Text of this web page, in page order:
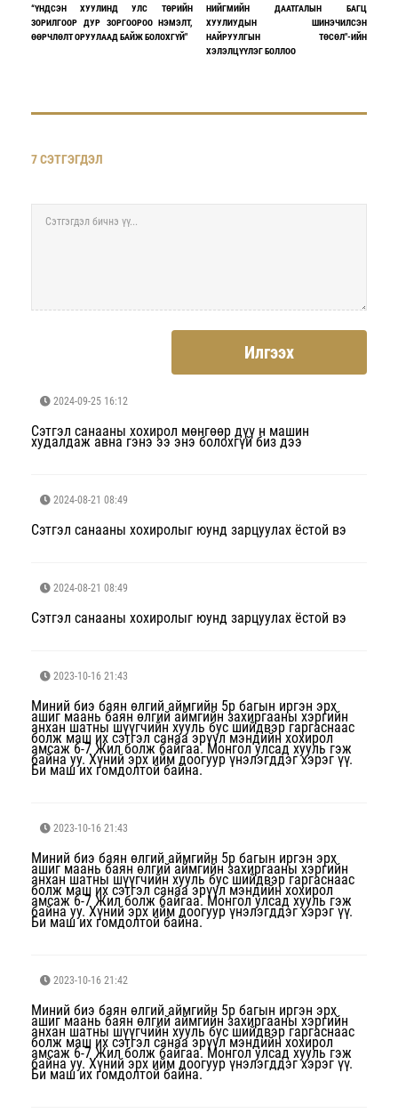
“ҮНДСЭН ХУУЛИНД УЛС ТӨРИЙН
ЗОРИЛГООР ДУР ЗОРГООРОО НЭМЭЛТ,
ӨӨРЧЛӨЛТ ОРУУЛААД БАЙЖ БОЛОХГҮЙ"
НИЙГМИЙН ДААТГАЛЫН БАГЦ
ХУУЛИУДЫН ШИНЭЧИЛСЭН
НАЙРУУЛГЫН ТӨСӨЛ"-ИЙН
ХЭЛЭЛЦҮҮЛЭГ БОЛЛОО
7 СЭТГЭГДЭЛ
Илгээх
2024-09-25 16:12
Сэтгэл санааны хохирол мөнгөөр дүү н машин
худалдаж авна гэнэ ээ энэ болохгүй биз дээ
2024-08-21 08:49
Сэтгэл санааны хохиролыг юунд зарцуулах ёстой вэ
2024-08-21 08:49
Сэтгэл санааны хохиролыг юунд зарцуулах ёстой вэ
2023-10-16 21:43
Миний биэ баян өлгий аймгийн 5р багын иргэн эрх
ашиг маань баян өлгий аймгийн захиргааны хэргийн
анхан шатны шүүгчийн хууль бус шийдвэр гаргаснаас
болж маш их сэтгэл санаа эрүүл мэндийн хохирол
амсаж 6-7 Жил болж байгаа. Монгол улсад хууль гэж
байна уу. Хүний эрх ийм доогуур үнэлэгддэг хэрэг үү.
Би маш их гомдолтой байна.
2023-10-16 21:43
Миний биэ баян өлгий аймгийн 5р багын иргэн эрх
ашиг маань баян өлгий аймгийн захиргааны хэргийн
анхан шатны шүүгчийн хууль бус шийдвэр гаргаснаас
болж маш их сэтгэл санаа эрүүл мэндийн хохирол
амсаж 6-7 Жил болж байгаа. Монгол улсад хууль гэж
байна уу. Хүний эрх ийм доогуур үнэлэгддэг хэрэг үү.
Би маш их гомдолтой байна.
2023-10-16 21:42
Миний биэ баян өлгий аймгийн 5р багын иргэн эрх
ашиг маань баян өлгий аймгийн захиргааны хэргийн
анхан шатны шүүгчийн хууль бус шийдвэр гаргаснаас
болж маш их сэтгэл санаа эрүүл мэндийн хохирол
амсаж 6-7 Жил болж байгаа. Монгол улсад хууль гэж
байна уу. Хүний эрх ийм доогуур үнэлэгддэг хэрэг үү.
Би маш их гомдолтой байна.